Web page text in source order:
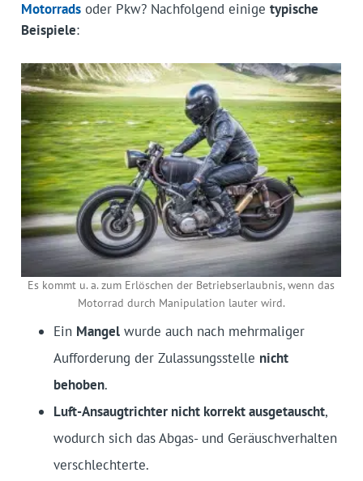
Motorradsoder Pkw? Nachfolgend einige typische
Beispiele:
Es kommt u. a. zum Erlöschen der Betriebserlaubnis, wenn das
Motorrad durch Manipulation lauter wird.
Ein Mangelwurde auch nach mehrmaliger
Aufforderung der Zulassungsstelle nicht
behoben.
Luft-Ansaugtrichter nicht korrekt ausgetauscht,
wodurch sich das Abgas- und Geräuschverhalten
verschlechterte.